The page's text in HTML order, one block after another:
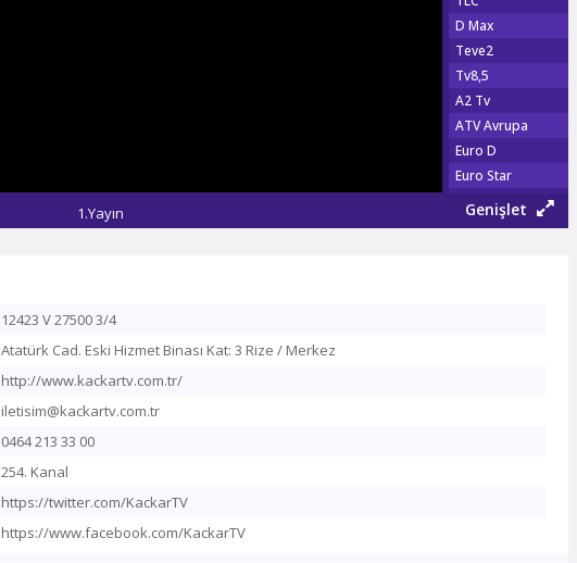
1.Yayın
D Max
Teve2
Tv8,5
A2 Tv
ATV Avrupa
Euro D
Euro Star
Show Türk
Fox Tv
Genişlet
12423 V 27500 3/4
Atatürk Cad. Eski Hizmet Binası Kat: 3 Rize / Merkez
http://www.kackartv.com.tr/
iletisim@kackartv.com.tr
0464 213 33 00
254. Kanal
https://twitter.com/KackarTV
https://www.facebook.com/KackarTV